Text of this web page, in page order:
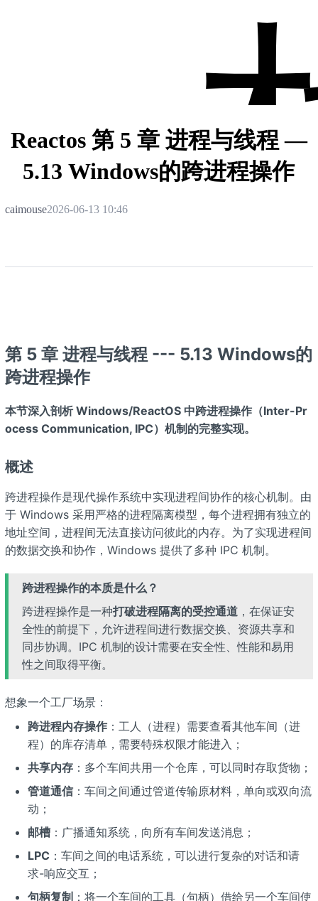
Reactos 第 5 章 进程与线程 —
5.13 Windows的跨进程操作
caimouse2026-06-13 10:46
第 5 章 进程与线程 --- 5.13 Windows的
跨进程操作
本节深入剖析 Windows/ReactOS 中跨进程操作（Inter-Pr
ocess Communication, IPC）机制的完整实现。
概述
跨进程操作是现代操作系统中实现进程间协作的核心机制。由
于 Windows 采用严格的进程隔离模型，每个进程拥有独立的
地址空间，进程间无法直接访问彼此的内存。为了实现进程间
的数据交换和协作，Windows 提供了多种 IPC 机制。
跨进程操作的本质是什么？
跨进程操作是一种打破进程隔离的受控通道，在保证安
全性的前提下，允许进程间进行数据交换、资源共享和
同步协调。IPC 机制的设计需要在安全性、性能和易用
性之间取得平衡。
想象一个工厂场景：
跨进程内存操作：工人（进程）需要查看其他车间（进
程）的库存清单，需要特殊权限才能进入；
共享内存：多个车间共用一个仓库，可以同时存取货物；
管道通信：车间之间通过管道传输原材料，单向或双向流
动；
邮槽：广播通知系统，向所有车间发送消息；
LPC ：车间之间的电话系统，可以进行复杂的对话和请
求-响应交互；
句柄复制 ：将一个车间的工具（句柄）借给另一个车间使